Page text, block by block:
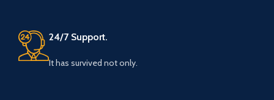
24/7 Support.
It has survived not only.